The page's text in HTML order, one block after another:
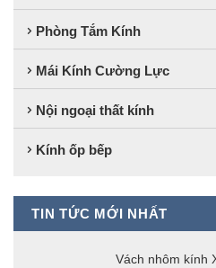
Phòng Tắm Kính
Mái Kính Cường Lực
Nội ngoại thất kính
Kính ốp bếp
TIN TỨC MỚI NHẤT
Vách nhôm kính